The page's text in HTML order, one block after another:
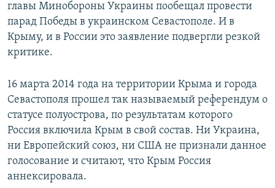
главы Минобороны Украины пообещал провести
парад Победы в украинском Севастополе. И в
Крыму, и в России это заявление подвергли резкой
критике.
16 марта 2014 года на территории Крыма и города
Севастополя прошел так называемый референдум о
статусе полуострова, по результатам которого
Россия включила Крым в свой состав. Ни Украина,
ни Европейский союз, ни США не признали данное
голосование и считают, что Крым Россия
аннексировала.